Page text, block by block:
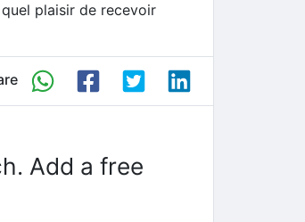
plaisir de recevoir
Add a free